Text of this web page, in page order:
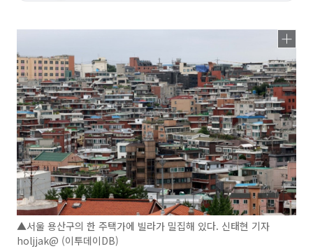
▲서울 용산구의 한 주택가에 빌라가 밀집해 있다. 신태현 기자
holjjak@ (이투데이DB)